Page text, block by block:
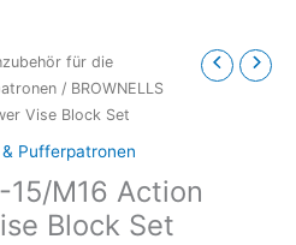
für die
/ BROWNELLS
Vise Block Set
Pufferpatronen
15/M16 Action
Block Set